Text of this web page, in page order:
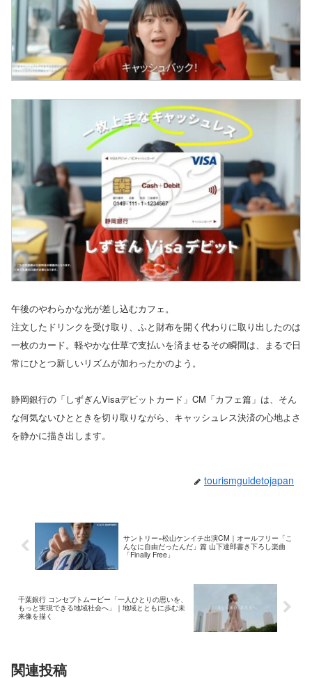
午後のやわらかな光が差し込むカフェ。
注文したドリンクを受け取り、ふと財布を開く代わりに取り出したのは
一枚のカード。軽やかな仕草で支払いを済ませるその瞬間は、まるで日
常にひとつ新しいリズムが加わったかのよう。
静岡銀行の「しずぎんVisaデビットカード」CM「カフェ篇」は、そん
な何気ないひとときを切り取りながら、キャッシュレス決済の心地よさ
を静かに描き出します。
tourismguidetojapan
サントリー×松山ケンイチ出演CM｜オールフリー「こ
んなに自由だったんだ」篇 山下達郎書き下ろし楽曲
「Finally Free」
千葉銀行 コンセプトムービー「一人ひとりの思いを、
もっと実現できる地域社会へ」｜地域とともに歩む未
来像を描く
関連投稿